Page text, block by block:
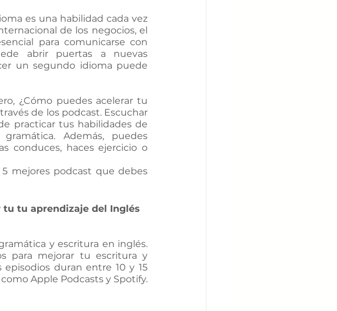
es una habilidad cada vez
de los negocios, el
para comunicarse con
abrir puertas a nuevas
un segundo idioma puede
¿Cómo puedes acelerar tu
de los podcast. Escuchar
practicar tus habilidades de
Además, puedes
conduces, haces ejercicio o
mejores podcast que debes
tu tu aprendizaje del Inglés
y escritura en inglés.
para mejorar tu escritura y
duran entre 10 y 15
Apple Podcasts y Spotify.